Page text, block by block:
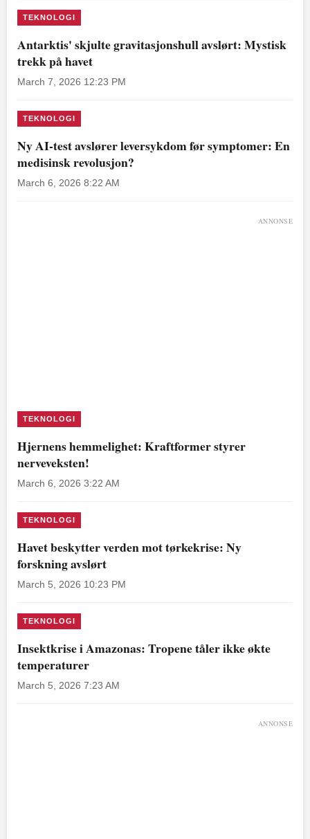
TEKNOLOGI
Antarktis' skjulte gravitasjonshull avslørt: Mystisk
trekk på havet
March 7, 2026 12:23 PM
TEKNOLOGI
Ny AI-test avslører leversykdom før symptomer: En
medisinsk revolusjon?
March 6, 2026 8:22 AM
ANNONSE
TEKNOLOGI
Hjernens hemmelighet: Kraftformer styrer
nerveveksten!
March 6, 2026 3:22 AM
TEKNOLOGI
Havet beskytter verden mot tørkekrise: Ny
forskning avslørt
March 5, 2026 10:23 PM
TEKNOLOGI
Insektkrise i Amazonas: Tropene tåler ikke økte
temperaturer
March 5, 2026 7:23 AM
ANNONSE